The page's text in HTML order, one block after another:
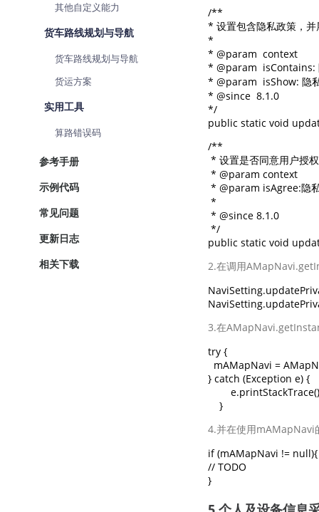
其他自定义能力
货车路线规划与导航
货车路线规划与导航
货运方案
实用工具
算路错误码
参考手册
示例代码
常见问题
更新日志
相关下载
/**
* 设置包含隐私政策，
*
* @param  context
* @param  isContains:
* @param  isShow: 隐
* @since  8.1.0
*/
public static void
/**
* 设置是否同意用户授
* @param context
* @param isAgree:隐
*
* @since 8.1.0
*/
public static void
2.在调用
3.在
try {
mAMapNavi =
} catch (Exception e) {
    }
4.并在使用mAMapNavi
if (mAMapNavi != null){
// TODO
}